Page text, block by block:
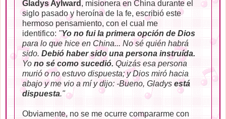
Gladys Aylward , misionera en China durante el
siglo pasado y heroína de la fe, escribió este
hermoso pensamiento, con el cual me
identifico: "Yo no fui la primera opción de Dios
para lo que hice en China... No sé quién habrá
sido. Debió haber sido una persona instruída.
Yo no sé como sucedió. Quizás esa persona
murió o no estuvo dispuesta; y Dios miró hacia
abajo y me vio a mí y dijo: -Bueno, Gladys está
dispuesta."
Obviamente, no se me ocurre compararme con